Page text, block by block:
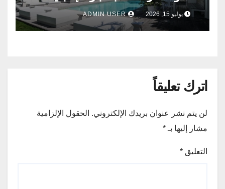
وفرنسا .
يوليو 15, 2026 ADMIN USER
اترك تعليقاً
لن يتم نشر عنوان بريدك الإلكتروني. الحقول الإلزامية
مشار إليها بـ *
التعليق *